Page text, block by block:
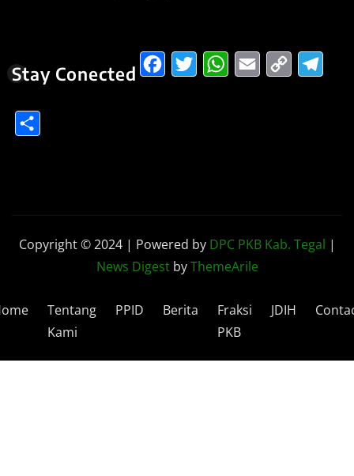
Stay Conected Facebook
Twitter
WhatsApp
Email
Copy
Copyright © 2024 | Powered by DPC PKB Kab. Tegal |
News DigestbyThemeArile
Tentang
Kami
PPID Berita
Fraksi
PKB
JDIH